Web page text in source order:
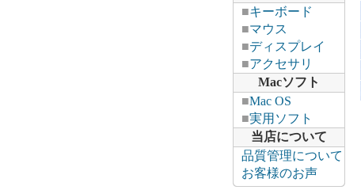
■キーボード
■マウス
■ディスプレイ
■アクセサリ
Macソフト
■Mac OS
■実用ソフト
当店について
品質管理について
お客様のお声